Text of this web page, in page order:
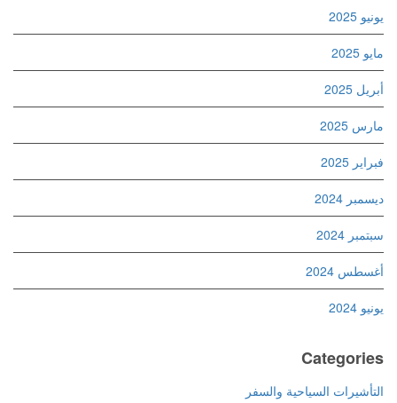
يونيو 2025
مايو 2025
أبريل 2025
مارس 2025
فبراير 2025
ديسمبر 2024
سبتمبر 2024
أغسطس 2024
يونيو 2024
Categories
التأشيرات السياحية والسفر